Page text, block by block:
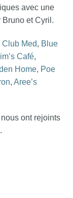
avec une
et Cyril.
Club Med, Blue
Café,
Home, Poe
, Aree’s
ont rejoints